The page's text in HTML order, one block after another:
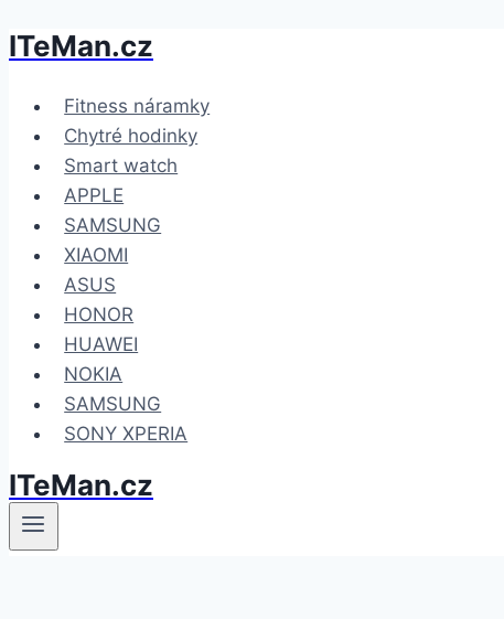
Přeskočit
obsah
ITeMan.cz
Fitness náramky
Chytré hodinky
Smart watch
APPLE
SAMSUNG
XIAOMI
ASUS
HONOR
HUAWEI
NOKIA
SAMSUNG
SONY XPERIA
ITeMan.cz